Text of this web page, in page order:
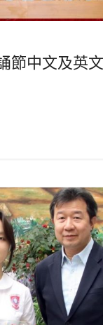
節中文及英